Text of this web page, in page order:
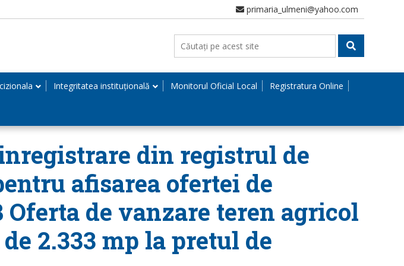
primaria_ulmeni@yahoo.com
Integritatea instituțională Monitorul Oficial Local Registratura Online
din registrul de
afisarea ofertei de
de vanzare teren agricol
2.333 mp la pretul de